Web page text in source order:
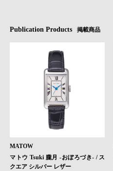
Publication Products 掲載商品
MATOW
マトウ Tsuki 朧月 -おぼろづき- / ス
クエア シルバー レザー